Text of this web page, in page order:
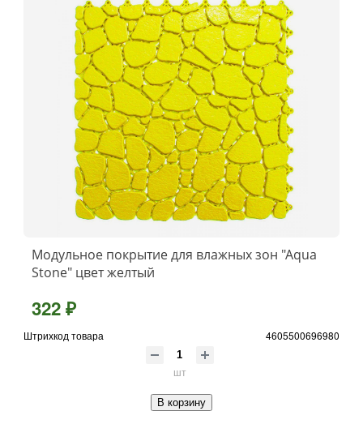
Модульное покрытие для влажных зон "Aqua
Stone" цвет желтый
322 ₽
Штрихкод товара 4605500696980
шт
В корзину